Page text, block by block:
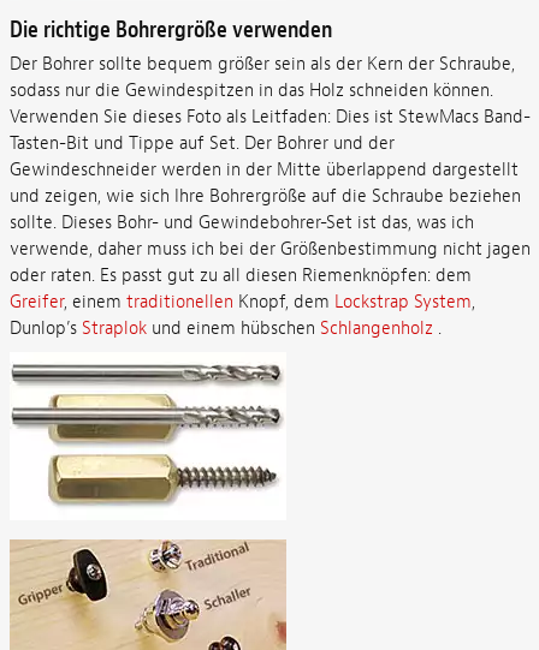
Die richtige Bohrergröße verwenden
Der Bohrer sollte bequem größer sein als der Kern der Schraube,
sodass nur die Gewindespitzen in das Holz schneiden können.
Verwenden Sie dieses Foto als Leitfaden: Dies ist StewMacs Band-
Tasten-Bit und Tippe auf Set. Der Bohrer und der
Gewindeschneider werden in der Mitte überlappend dargestellt
und zeigen, wie sich Ihre Bohrergröße auf die Schraube beziehen
sollte. Dieses Bohr- und Gewindebohrer-Set ist das, was ich
verwende, daher muss ich bei der Größenbestimmung nicht jagen
oder raten. Es passt gut zu all diesen Riemenknöpfen: dem
Greifer, einem traditionellen Knopf, dem Lockstrap System,
Dunlop’s Straplokund einem hübschen Schlangenholz .